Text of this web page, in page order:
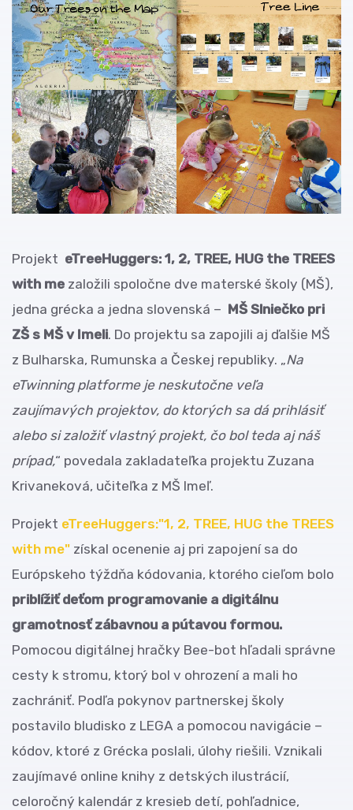
Projekt eTreeHuggers: 1, 2, TREE, HUG the TREES
with me založili spoločne dve materské školy (MŠ),
jedna grécka a jedna slovenská – MŠ Slniečko pri
ZŠ s MŠ v Imeli. Do projektu sa zapojili aj ďalšie MŠ
z Bulharska, Rumunska a Českej republiky. „Na
eTwinning platforme je neskutočne veľa
zaujímavých projektov, do ktorých sa dá prihlásiť
alebo si založiť vlastný projekt, čo bol teda aj náš
prípad,“ povedala zakladateľka projektu Zuzana
Krivaneková, učiteľka z MŠ Imeľ.
Projekt eTreeHuggers:"1, 2, TREE, HUG the TREES
with me" získal ocenenie aj pri zapojení sa do
Európskeho týždňa kódovania, ktorého cieľom bolo
priblížiť deťom programovanie a digitálnu
gramotnosť zábavnou a pútavou formou.
Pomocou digitálnej hračky Bee-bot hľadali správne
cesty k stromu, ktorý bol v ohrození a mali ho
zachrániť. Podľa pokynov partnerskej školy
postavilo bludisko z LEGA a pomocou navigácie –
kódov, ktoré z Grécka poslali, úlohy riešili. Vznikali
zaujímavé online knihy z detských ilustrácií,
celoročný kalendár z kresieb detí, pohľadnice,